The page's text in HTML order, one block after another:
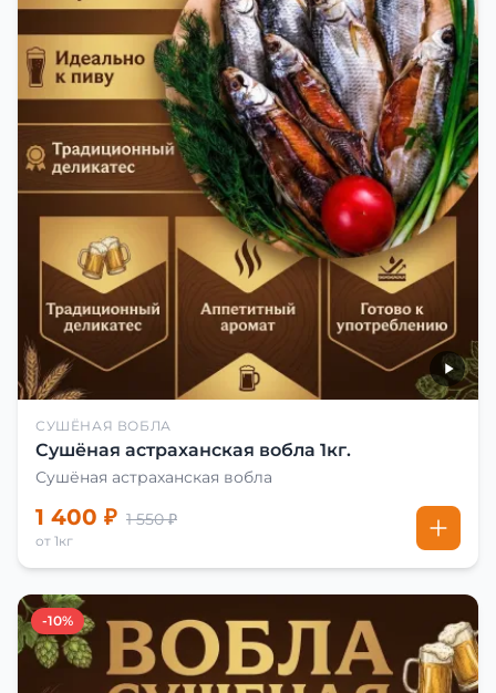
СУШЁНАЯ ВОБЛА
Сушёная астраханская вобла 1кг.
Сушёная астраханская вобла
1 400 ₽ 1 550 ₽
от 1кг
-10%